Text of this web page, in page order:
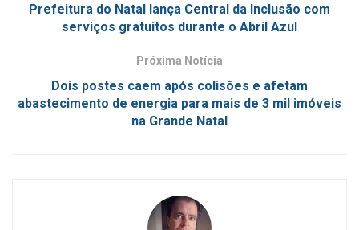
Prefeitura do Natal lança Central da Inclusão com
serviços gratuitos durante o Abril Azul
Próxima Notícia
Dois postes caem após colisões e afetam
abastecimento de energia para mais de 3 mil imóveis
na Grande Natal